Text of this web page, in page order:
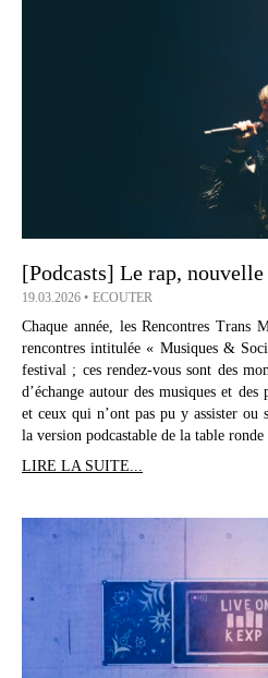
[Podcasts] Le rap,
19.03.2026 ECOUTER
Chaque année, les Rencontres Trans
rencontres intitulée « Musiques &
festival ; ces rendez-vous sont des
d’échange autour des musiques et
et ceux qui n’ont pas pu y assister ou
la version podcastable de la table
LIRE LA SUITE...